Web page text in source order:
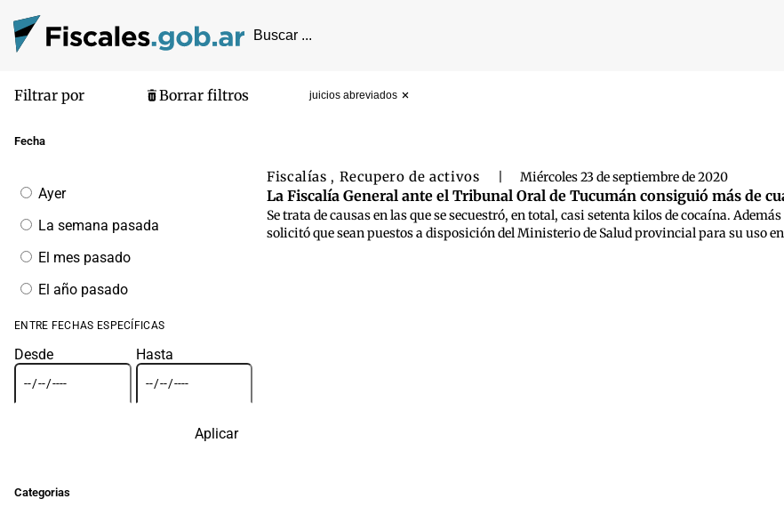
Filtrar por Borrar filtros juicios abreviados
Fecha
Filtrar
por
fecha
Ayer
La semana pasada
El mes pasado
El año pasado
ENTRE FECHAS ESPECÍFICAS
Desde Hasta
Aplicar
Categorias
Fiscalías , Recupero de activos Miércoles 23 de septiembre de 2020
La Fiscalía General ante el Tribunal Oral de Tucumán consiguió más de
Se trata de causas en las que se secuestró, en total, casi setenta kilos de cocaína.
solicitó que sean puestos a disposición del Ministerio de Salud provincial para su uso